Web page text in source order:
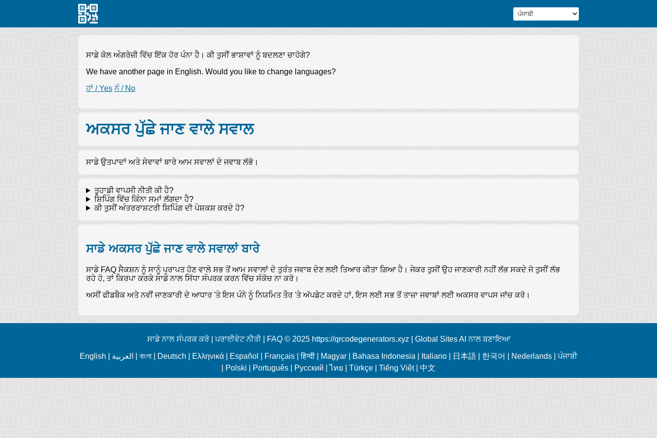
ਸਾਡੇ ਕੋਲ ਅੰਗਰੇਜ਼ੀ ਵਿੱਚ ਇੱਕ ਹੋਰ ਪੰਨਾ ਹੈ। ਕੀ ਤੁਸੀਂ ਭਾਸ਼ਾਵਾਂ ਨੂੰ ਬਦਲਣਾ ਚਾਹੋਗੇ?
We have another page in English. Would you like to change languages?
ਹਾਂ / Yes ਨੰ / No
ਅਕਸਰ ਪੁੱਛੇ ਜਾਣ ਵਾਲੇ ਸਵਾਲ
ਸਾਡੇ ਉਤਪਾਦਾਂ ਅਤੇ ਸੇਵਾਵਾਂ ਬਾਰੇ ਆਮ ਸਵਾਲਾਂ ਦੇ ਜਵਾਬ ਲੱਭੋ।
ਤੁਹਾਡੀ ਵਾਪਸੀ ਨੀਤੀ ਕੀ ਹੈ?
ਸ਼ਿਪਿੰਗ ਵਿੱਚ ਕਿੰਨਾ ਸਮਾਂ ਲੱਗਦਾ ਹੈ?
ਕੀ ਤੁਸੀਂ ਅੰਤਰਰਾਸ਼ਟਰੀ ਸ਼ਿਪਿੰਗ ਦੀ ਪੇਸ਼ਕਸ਼ ਕਰਦੇ ਹੋ?
ਸਾਡੇ ਅਕਸਰ ਪੁੱਛੇ ਜਾਣ ਵਾਲੇ ਸਵਾਲਾਂ ਬਾਰੇ
ਸਾਡੇ FAQ ਸੈਕਸ਼ਨ ਨੂੰ ਸਾਨੂੰ ਪ੍ਰਾਪਤ ਹੋਣ ਵਾਲੇ ਸਭ ਤੋਂ ਆਮ ਸਵਾਲਾਂ ਦੇ ਤੁਰੰਤ ਜਵਾਬ ਦੇਣ ਲਈ ਤਿਆਰ ਕੀਤਾ ਗਿਆ ਹੈ। ਜੇਕਰ ਤੁਸੀਂ ਉਹ ਜਾਣਕਾਰੀ ਨਹੀਂ ਲੱਭ ਸਕਦੇ ਜੋ ਤੁਸੀਂ ਲੱਭ
ਰਹੇ ਹੋ, ਤਾਂ ਕਿਰਪਾ ਕਰਕੇ ਸਾਡੇ ਨਾਲ ਸਿੱਧਾ ਸੰਪਰਕ ਕਰਨ ਵਿੱਚ ਸੰਕੋਚ ਨਾ ਕਰੋ।
ਅਸੀਂ ਫੀਡਬੈਕ ਅਤੇ ਨਵੀਂ ਜਾਣਕਾਰੀ ਦੇ ਆਧਾਰ 'ਤੇ ਇਸ ਪੰਨੇ ਨੂੰ ਨਿਯਮਿਤ ਤੌਰ 'ਤੇ ਅੱਪਡੇਟ ਕਰਦੇ ਹਾਂ, ਇਸ ਲਈ ਸਭ ਤੋਂ ਤਾਜ਼ਾ ਜਵਾਬਾਂ ਲਈ ਅਕਸਰ ਵਾਪਸ ਜਾਂਚ ਕਰੋ।
ਸਾਡੇ ਨਾਲ ਸੰਪਰਕ ਕਰੋ|ਪਰਾਈਵੇਟ ਨੀਤੀ| FAQ© 2025 https://qrcodegenerators.xyz | Global Sites AI ਨਾਲ ਬਣਾਇਆ
English العربية বাংলা Deutsch Ελληνικά Español Français |हिन्दी Magyar Bahasa Indonesia Italiano 日本語 한국어 Nederlands |ਪੰਜਾਬੀ
Polski Português Русский |ไทย Türkçe Tiếng Việt| 中文